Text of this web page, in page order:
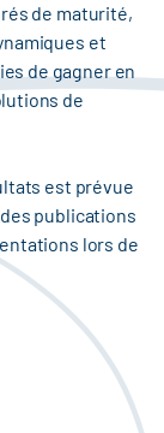
de maturité,
et
de gagner en
de
est prévue
publications
lors de